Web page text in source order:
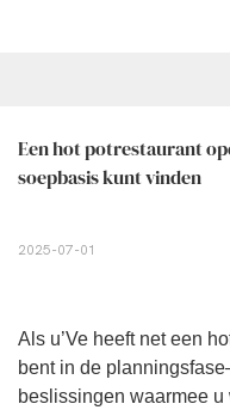
Een hot potrestaurant
soepbasis kunt vinden
2025-07-01
Als u’Ve heeft net een
bent in de
beslissingen waarmee